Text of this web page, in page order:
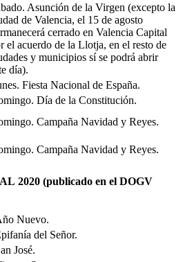
Asunción de la Virgen (excepto la
de Valencia, el 15 de agosto
cerrado en Valencia Capital
el acuerdo de la Llotja, en el resto de
y municipios sí se podrá abrir
día).
Fiesta Nacional de España.
Día de la Constitución.
Campaña Navidad y Reyes.
Campaña Navidad y Reyes.
2020 (publicado en el DOGV
Nuevo.
del Señor.
José.